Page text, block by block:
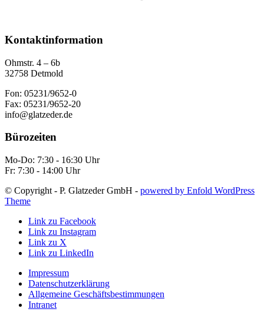
Kontaktinformation
Ohmstr. 4 – 6b
32758 Detmold
Fon: 05231/9652-0
Fax: 05231/9652-20
info@glatzeder.de
Bürozeiten
Mo-Do: 7:30 - 16:30 Uhr
Fr: 7:30 - 14:00 Uhr
© Copyright - P. Glatzeder GmbH - powered by Enfold WordPress
Theme
Link zu Facebook
Link zu Instagram
Link zu X
Link zu LinkedIn
Impressum
Datenschutzerklärung
Allgemeine Geschäftsbestimmungen
Intranet